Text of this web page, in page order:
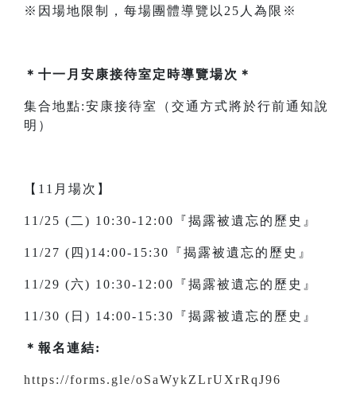
※因場地限制，每場團體導覽以25人為限※
＊十一月安康接待室定時導覽場次＊
集合地點:安康接待室（交通方式將於行前通知說
明）
【11月場次】
11/25 (二) 10:30-12:00『揭露被遺忘的歷史』
11/27 (四)14:00-15:30『揭露被遺忘的歷史』
11/29 (六) 10:30-12:00『揭露被遺忘的歷史』
11/30 (日) 14:00-15:30『揭露被遺忘的歷史』
＊ 報名連結:
https://forms.gle/oSaWykZLrUXrRqJ96